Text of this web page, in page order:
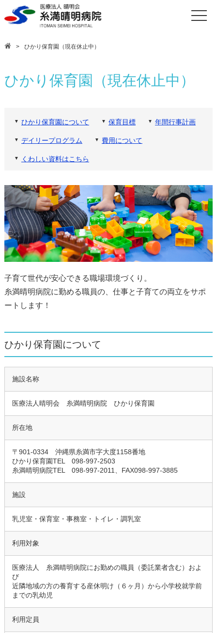
toggle
ひかり保育園（現在休止中）
ひかり保育園（現在休止中）
ひかり保育園について 保育目標 年間行事計画
デイリープログラム 費用について
くわしい資料はこちら
子育て世代が安心できる職場環境づくり。
糸満晴明病院に勤める職員の、仕事と子育ての両立をサポ
ートします！
ひかり保育園について
施設名称
医療法人晴明会 糸満晴明病院 ひかり保育園
所在地
〒901-0334 沖縄県糸満市字大度1158番地
ひかり保育園TEL 098-997-2503
糸満晴明病院TEL 098-997-2011、FAX098-997-3885
施設
乳児室・保育室・事務室・トイレ・調乳室
利用対象
医療法人 糸満晴明病院にお勤めの職員（委託業者含む）およ
び
近隣地域の方の養育する産休明け（６ヶ月）から小学校就学前
までの乳幼児
利用定員